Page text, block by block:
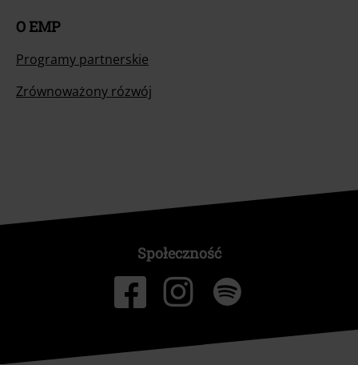
O EMP
Programy partnerskie
Zrównoważony rózwój
Społeczność